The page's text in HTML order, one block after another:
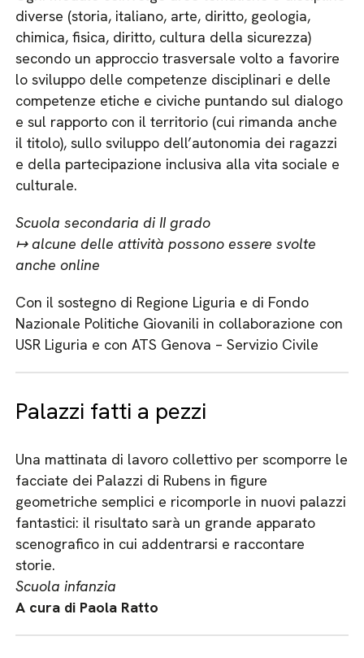
diverse (storia, italiano, arte, diritto, geologia,
chimica, fisica, diritto, cultura della sicurezza)
secondo un approccio trasversale volto a favorire
lo sviluppo delle competenze disciplinari e delle
competenze etiche e civiche puntando sul dialogo
e sul rapporto con il territorio (cui rimanda anche
il titolo), sullo sviluppo dell’autonomia dei ragazzi
e della partecipazione inclusiva alla vita sociale e
culturale.
Scuola secondaria di II grado
↦ alcune delle attività possono essere svolte
anche online
Con il sostegno di Regione Liguria e di Fondo
Nazionale Politiche Giovanili in collaborazione con
USR Liguria e con ATS Genova – Servizio Civile
Palazzi fatti a pezzi
Una mattinata di lavoro collettivo per scomporre le
facciate dei Palazzi di Rubens in figure
geometriche semplici e ricomporle in nuovi palazzi
fantastici: il risultato sarà un grande apparato
scenografico in cui addentrarsi e raccontare
storie.
Scuola infanzia
A cura di Paola Ratto